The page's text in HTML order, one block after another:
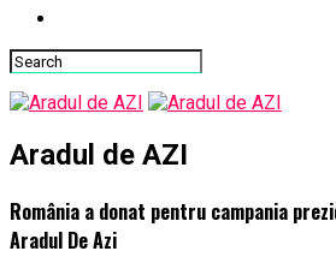
Aradul de AZI
România a donat pentru campania
Aradul De Azi